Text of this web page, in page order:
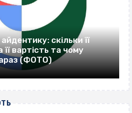
скільки її
вартість та чому
(ФОТО)